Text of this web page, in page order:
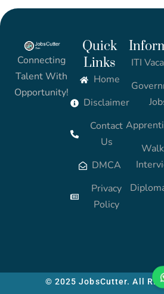
Connecting
Talent With
Opportunity!
Quick
Links
Home
Disclaimer
Contact
Us
DMCA
Privacy
Policy
ITI
© 2025 JobsCutter. All